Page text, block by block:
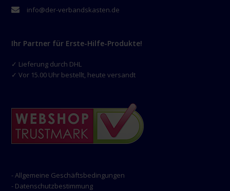
info@der-verbandskasten.de
Ihr Partner für Erste-Hilfe-Produkte!
✓ Lieferung durch DHL
✓ Vor 15.00 Uhr bestellt, heute versandt
- Allgemeine Geschäftsbedingungen
- Datenschutzbestimmung